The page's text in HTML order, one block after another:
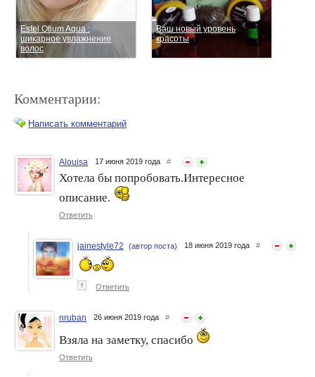
Estel Otium Aqua :
шикарное увлажнение
волос
Ваш новый уровень
красоты
Estel Otium Miracle Revive :
восстанавливающий уход
Estel Otium Noir :
Увлажняющий шампунь
поможет волосам в морозы
Надо/не надо: уход за
Комментарии:
Написать комментарий
Alouisa 17 июня 2019 года #
Хотела бы попробовать.Интересное
описание.
Ответить
jainestyle72 (автор поста) 18 июня 2019 года #
↑ Ответить
nruban 26 июня 2019 года #
Взяла на заметку, спасибо
Ответить